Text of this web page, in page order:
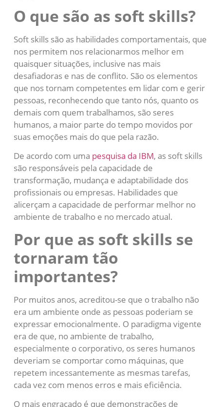
O que são as soft skills?
Soft skills são as habilidades comportamentais, que
nos permitem nos relacionarmos melhor em
quaisquer situações, inclusive nas mais
desafiadoras e nas de conflito. São os elementos
que nos tornam competentes em lidar com e gerir
pessoas, reconhecendo que tanto nós, quanto os
demais com quem trabalhamos, são seres
humanos, a maior parte do tempo movidos por
suas emoções mais do que pela razão.
De acordo com uma pesquisa da IBM, as soft skills
são responsáveis pela capacidade de
transformação, mudança e adaptabilidade dos
profissionais ou empresas. Habilidades que
alicerçam a capacidade de performar melhor no
ambiente de trabalho e no mercado atual.
Por que as soft skills se
tornaram tão
importantes?
Por muitos anos, acreditou-se que o trabalho não
era um ambiente onde as pessoas poderiam se
expressar emocionalmente. O paradigma vigente
era de que, no ambiente de trabalho,
especialmente o corporativo, os seres humanos
deveriam se comportar como máquinas, que
repetem incessantemente as mesmas tarefas,
cada vez com menos erros e mais eficiência.
O mais engraçado é que demonstrações de